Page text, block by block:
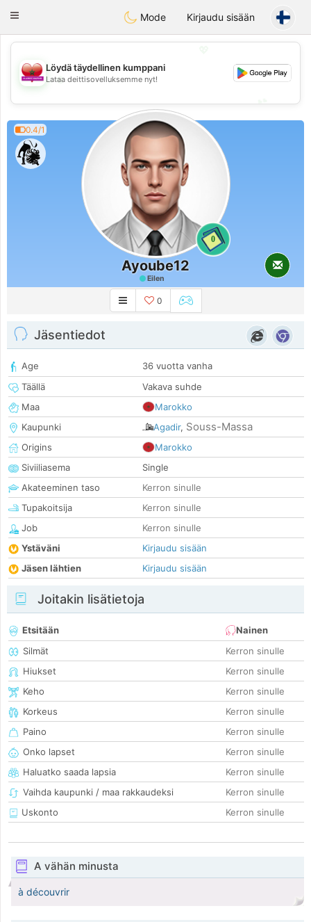
Maroc Dating
Toggle
Mode Kirjaudu sisään
💖
💕
Löydä täydellinen kumppani
Lataa deittisovelluksemme nyt!
0.4/1
0
Ayoube12
Eilen
0
Jäsentiedot
Age
36 vuotta vanha
Täällä
Vakava suhde
Maa
Marokko
Kaupunki
Agadir, Souss-Massa
Origins
Marokko
Siviiliasema
Single
Akateeminen taso
Kerron sinulle
Tupakoitsija
Kerron sinulle
Job
Kerron sinulle
Ystäväni
Kirjaudu sisään
Jäsen lähtien
Kirjaudu sisään
Joitakin lisätietoja
Etsitään
Nainen
Silmät
Kerron sinulle
Hiukset
Kerron sinulle
Keho
Kerron sinulle
Korkeus
Kerron sinulle
Paino
Kerron sinulle
Onko lapset
Kerron sinulle
Haluatko saada lapsia
Kerron sinulle
Vaihda kaupunki / maa rakkaudeksi
Kerron sinulle
Uskonto
Kerron sinulle
A vähän minusta
à découvrir